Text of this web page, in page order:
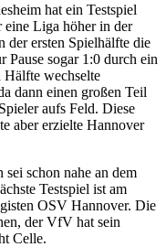
hat ein Testspiel
eine Liga höher in der
ersten Spielhälfte die
Pause sogar 1:0 durch ein
wechselte
dann einen großen Teil
aufs Feld. Diese
aber erzielte Hannover
sei schon nahe an dem
Testspiel ist am
OSV Hannover. Die
der VfV hat sein
Celle.